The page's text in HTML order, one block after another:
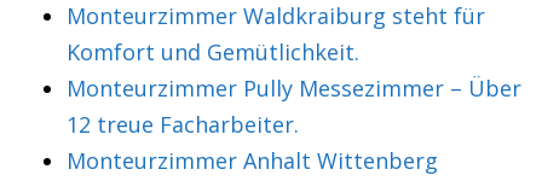
Monteurzimmer Waldkraiburg steht für
Komfort und Gemütlichkeit.
Monteurzimmer Pully Messezimmer – Über
12 treue Facharbeiter.
Monteurzimmer Anhalt Wittenberg